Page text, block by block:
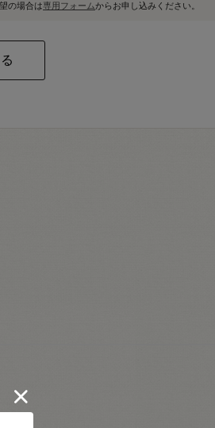
の場合は専用フォームからお申し込みください。